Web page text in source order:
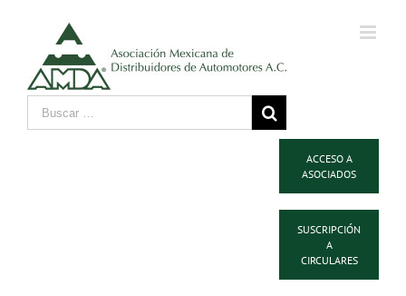
ACCESO A
ASOCIADOS
SUSCRIPCIÓN
A
CIRCULARES